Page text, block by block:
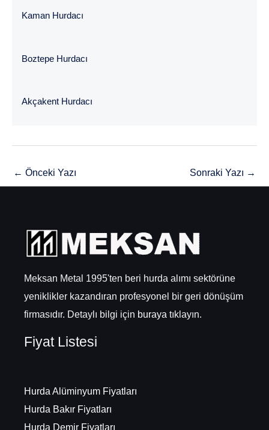
Kaman Hurdacı
Boztepe Hurdacı
Akçakent Hurdacı
← Önceki Yazı Sonraki Yazı →
Meksan Metal 1995'ten beri hurda alımı sektörüne
yeniklikler kazandıran profesyonel bir geri dönüşüm
firmasıdır. Detaylı bilgi için buraya tıklayın.
Fiyat Listesi
Hurda Alüminyum Fiyatları
Hurda Bakır Fiyatları
Hurda Demir Fiyatları